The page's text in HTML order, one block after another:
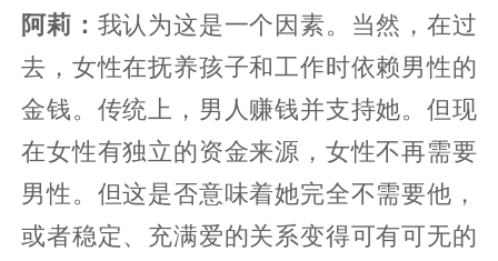
阿莉： 我认为这是一个因素。当然，在过
去，女性在抚养孩子和工作时依赖男性的
金钱。传统上，男人赚钱并支持她。但现
在女性有独立的资金来源，女性不再需要
男性。但这是否意味着她完全不需要他，
或者稳定、充满爱的关系变得可有可无的